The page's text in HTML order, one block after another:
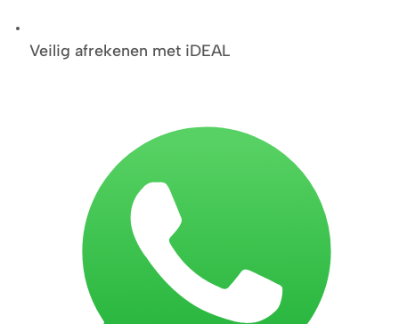
Veilig afrekenen met iDEAL